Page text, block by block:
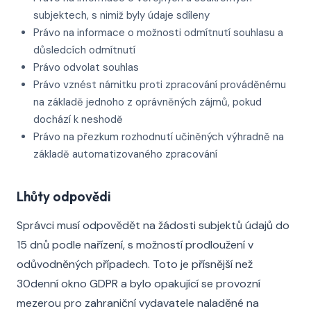
subjektech, s nimiž byly údaje sdíleny
Právo na informace o možnosti odmítnutí souhlasu a
důsledcích odmítnutí
Právo odvolat souhlas
Právo vznést námitku proti zpracování prováděnému
na základě jednoho z oprávněných zájmů, pokud
dochází k neshodě
Právo na přezkum rozhodnutí učiněných výhradně na
základě automatizovaného zpracování
Lhůty odpovědi
Správci musí odpovědět na žádosti subjektů údajů do
15 dnů podle nařízení, s možností prodloužení v
odůvodněných případech. Toto je přísnější než
30denní okno GDPR a bylo opakující se provozní
mezerou pro zahraniční vydavatele naladěné na